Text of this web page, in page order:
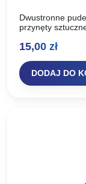
Dwustronne
przynęty
bezpiecznego w
15,00 zł
DODAJ DO